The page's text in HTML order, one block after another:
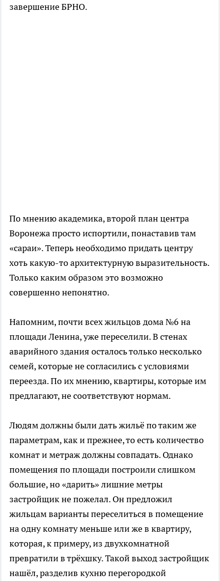
завершение БРНО.
По мнению академика, второй план центра
Воронежа просто испортили, понаставив там
«сараи». Теперь необходимо придать центру
хоть какую-то архитектурную выразительность.
Только каким образом это возможно
совершенно непонятно.
Напомним, почти всех жильцов дома №6 на
площади Ленина, уже переселили. В стенах
аварийного здания осталось только несколько
семей, которые не согласились с условиями
переезда. По их мнению, квартиры, которые им
предлагают, не соответствуют нормам.
Людям должны были дать жильё по таким же
параметрам, как и прежнее, то есть количество
комнат и метраж должны совпадать. Однако
помещения по площади построили слишком
большие, но «дарить» лишние метры
застройщик не пожелал. Он предложил
жильцам варианты переселиться в помещение
на одну комнату меньше или же в квартиру,
которая, к примеру, из двухкомнатной
превратили в трёхшку. Такой выход застройщик
нашёл, разделив кухню перегородкой